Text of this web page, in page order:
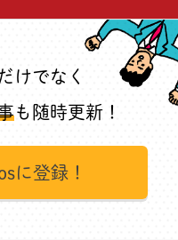
けでなく
も随時更新！
に登録！